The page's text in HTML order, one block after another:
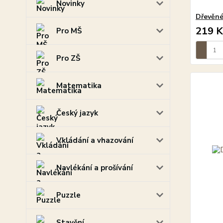
Novinky
Pro MŠ
Pro ZŠ
Matematika
Český jazyk
Vkládání a vhazování
Navlékání a prošívání
Puzzle
219